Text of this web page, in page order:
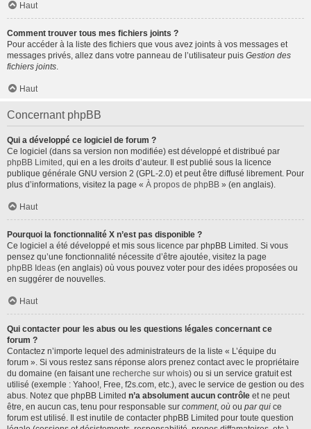
Haut
Comment trouver tous mes fichiers joints ?
Pour accéder à la liste des fichiers que vous avez joints à vos messages et
messages privés, allez dans votre panneau de l’utilisateur puis Gestion des
fichiers joints.
Haut
Concernant phpBB
Qui a développé ce logiciel de forum ?
Ce logiciel (dans sa version non modifiée) est développé et distribué par
phpBB Limited , qui en a les droits d’auteur. Il est publié sous la licence
publique générale GNU version 2 (GPL-2.0) et peut être diffusé librement. Pour
plus d’informations, visitez la page « À propos de phpBB » (en anglais).
Haut
Pourquoi la fonctionnalité X n’est pas disponible ?
Ce logiciel a été développé et mis sous licence par phpBB Limited. Si vous
pensez qu’une fonctionnalité nécessite d’être ajoutée, visitez la page
phpBB Ideas (en anglais) où vous pouvez voter pour des idées proposées ou
en suggérer de nouvelles.
Haut
Qui contacter pour les abus ou les questions légales concernant ce
forum ?
Contactez n’importe lequel des administrateurs de la liste « L’équipe du
forum ». Si vous restez sans réponse alors prenez contact avec le propriétaire
du domaine (en faisant une recherche sur whois) ou si un service gratuit est
utilisé (exemple : Yahoo!, Free, f2s.com, etc.), avec le service de gestion ou des
abus. Notez que phpBB Limited n’a absolument aucun contrôle et ne peut
être, en aucun cas, tenu pour responsable sur comment, où ou par qui ce
forum est utilisé. Il est inutile de contacter phpBB Limited pour toute question